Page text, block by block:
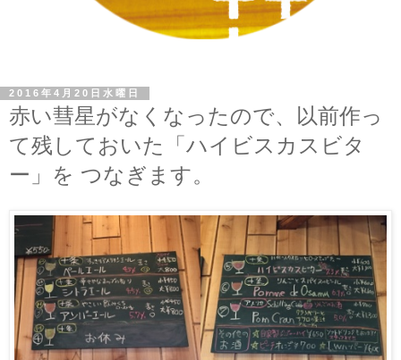
2016年4月20日水曜日
赤い彗星がなくなったので、以前作っ
て残しておいた「ハイビスカスビタ
ー」を つなぎます。